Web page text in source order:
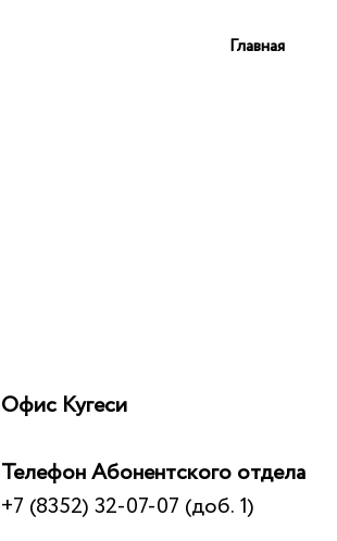
Главная
Офис Кугеси
Телефон Абонентского отдела
+7 (8352) 32-07-07 (доб. 1)